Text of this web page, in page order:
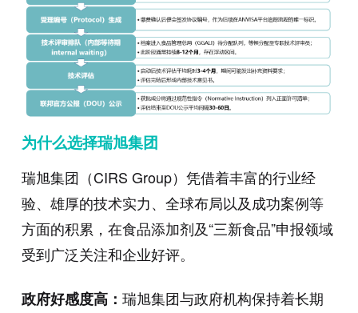
为什么选择瑞旭集团
瑞旭集团（CIRS Group）凭借着丰富的行业经
验、雄厚的技术实力、全球布局以及成功案例等
方面的积累，在食品添加剂及“三新食品”申报领域
受到广泛关注和企业好评。
政府好感度高： 瑞旭集团与政府机构保持着长期